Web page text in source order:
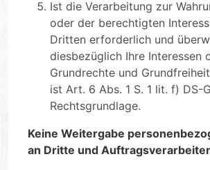
Ist die Verarbeitung zur
oder der berechtigten
Dritten erforderlich und
diesbezüglich Ihre Interessen
Grundrechte und
ist Art. 6 Abs. 1 S. 1 lit. f) DS-
Rechtsgrundlage.
Keine Weitergabe
an Dritte und Auftragsverarbeiter